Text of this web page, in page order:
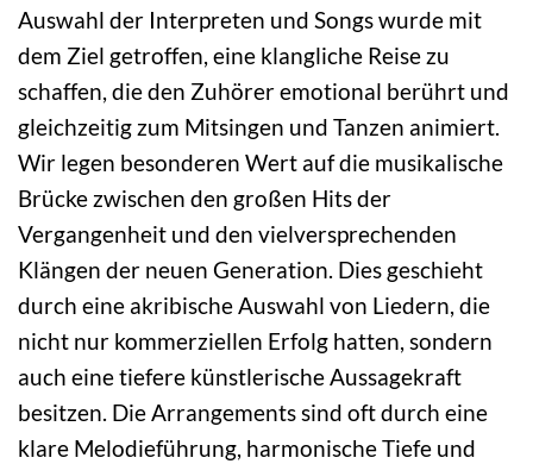
Auswahl der Interpreten und Songs wurde mit
dem Ziel getroffen, eine klangliche Reise zu
schaffen, die den Zuhörer emotional berührt und
gleichzeitig zum Mitsingen und Tanzen animiert.
Wir legen besonderen Wert auf die musikalische
Brücke zwischen den großen Hits der
Vergangenheit und den vielversprechenden
Klängen der neuen Generation. Dies geschieht
durch eine akribische Auswahl von Liedern, die
nicht nur kommerziellen Erfolg hatten, sondern
auch eine tiefere künstlerische Aussagekraft
besitzen. Die Arrangements sind oft durch eine
klare Melodieführung, harmonische Tiefe und